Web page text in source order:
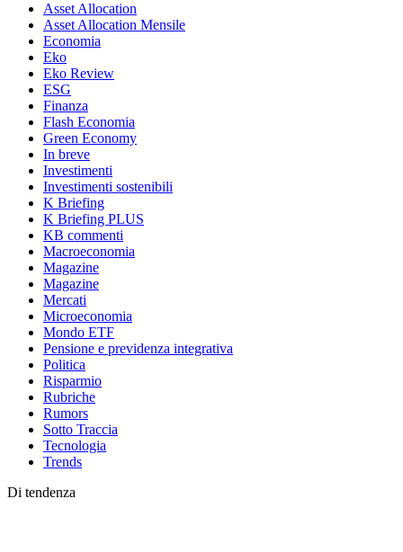
Asset Allocation
Asset Allocation Mensile
Economia
Eko
Eko Review
ESG
Finanza
Flash Economia
Green Economy
In breve
Investimenti
Investimenti sostenibili
K Briefing
K Briefing PLUS
KB commenti
Macroeconomia
Magazine
Magazine
Mercati
Microeconomia
Mondo ETF
Pensione e previdenza integrativa
Politica
Risparmio
Rubriche
Rumors
Sotto Traccia
Tecnologia
Trends
Di tendenza